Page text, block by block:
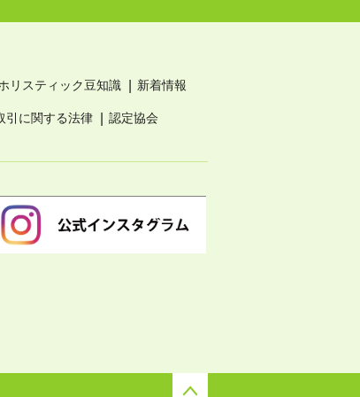
リスティック豆知識 新着情報
引に関する法律 認定協会